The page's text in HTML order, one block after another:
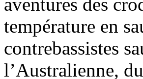
température en
contrebassistes
l’Australienne,